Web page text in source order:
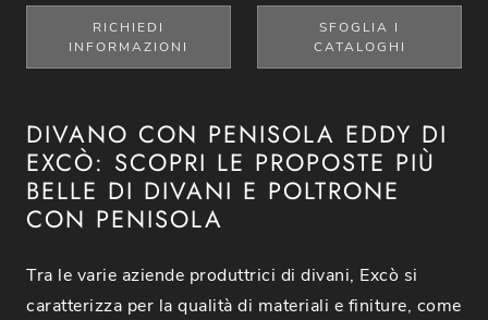
RICHIEDI
INFORMAZIONI
SFOGLIA I
CATALOGHI
DIVANO CON PENISOLA EDDY DI
EXCÒ: SCOPRI LE PROPOSTE PIÙ
BELLE DI DIVANI E POLTRONE
CON PENISOLA
Tra le varie aziende produttrici di divani, Excò si
caratterizza per la qualità di materiali e finiture, come